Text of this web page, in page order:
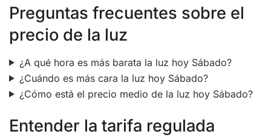
Preguntas frecuentes sobre el
precio de la luz
¿A qué hora es más barata la luz hoy Sábado?
¿Cuándo es más cara la luz hoy Sábado?
¿Cómo está el precio medio de la luz hoy Sábado?
Entender la tarifa regulada